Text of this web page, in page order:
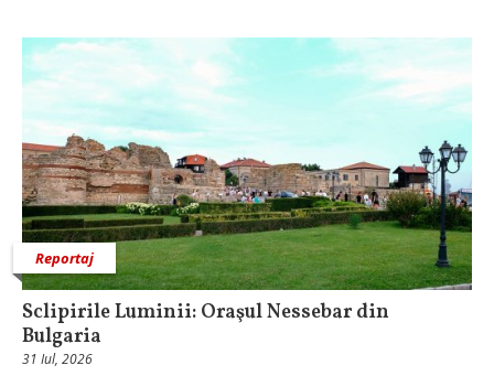
Reportaj
Sclipirile Luminii: Oraşul Nessebar din
Bulgaria
31 Iul, 2026